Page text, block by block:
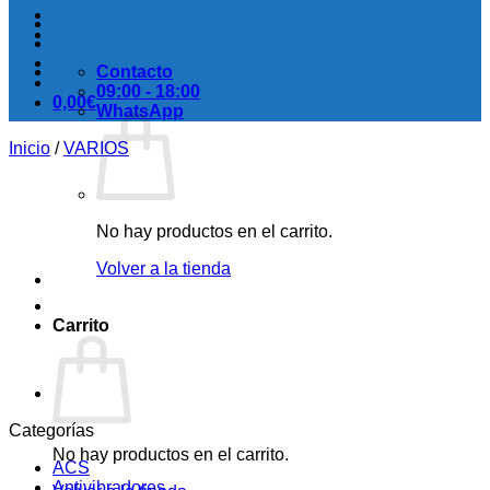
0,00€
No hay productos en el carrito.
Volver a la tienda
Carrito
No hay productos en el carrito.
Contacto
09:00 - 18:00
WhatsApp
Inicio / VARIOS
Categorías
ACS